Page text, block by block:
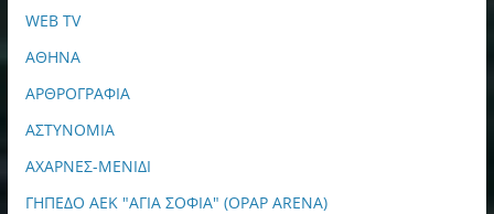
WEB TV
ΑΘΗΝΑ
ΑΡΘΡΟΓΡΑΦΙΑ
ΑΣΤΥΝΟΜΙΑ
ΑΧΑΡΝΕΣ-ΜΕΝΙΔΙ
ΓΗΠΕΔΟ ΑΕΚ "ΑΓΙΑ ΣΟΦΙΑ" (OPAP ARENA)